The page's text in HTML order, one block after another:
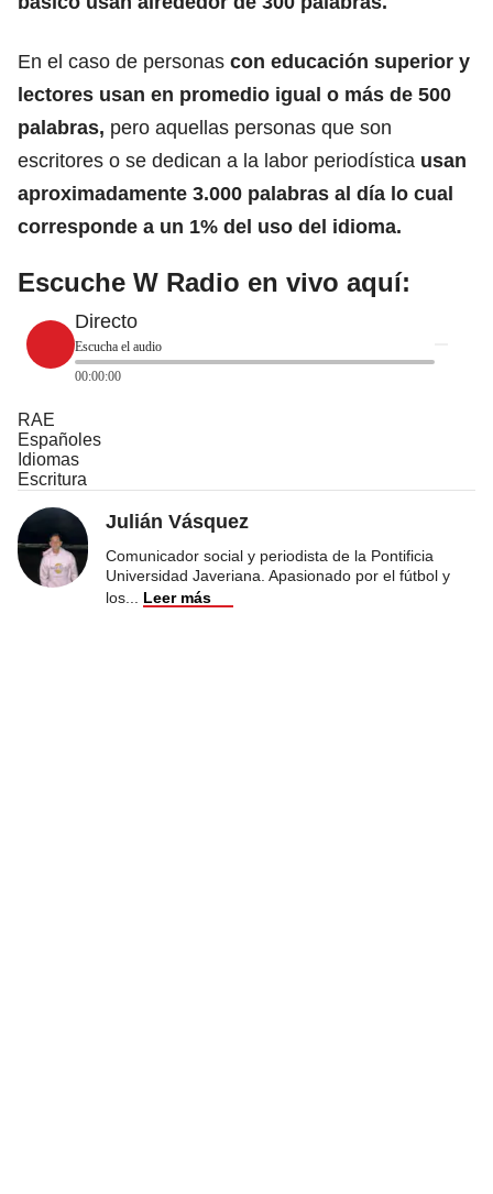
En el caso de personas con educación superior y
lectores usan en promedio igual o más de 500
palabras, pero aquellas personas que son
escritores o se dedican a la labor periodística usan
aproximadamente 3.000 palabras al día lo cual
corresponde a un 1% del uso del idioma.
Escuche W Radio en vivo aquí:
Directo
Escucha el audio
00:00:00
RAE
Españoles
Idiomas
Escritura
Julián Vásquez
Comunicador social y periodista de la Pontificia
Universidad Javeriana. Apasionado por el fútbol y
los
Leer más